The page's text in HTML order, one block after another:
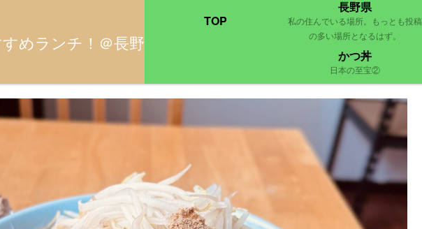
めランチ！＠長野
TOP
長野県
私の住んでいる場所。もっとも投稿
の多い場所となるはず。
かつ丼
日本の至宝②
」I want garlic！私はニンニクを欲するもの